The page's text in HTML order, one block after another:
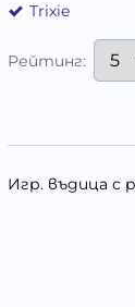
Trixie
Рейтинг:
Игр. въдица с